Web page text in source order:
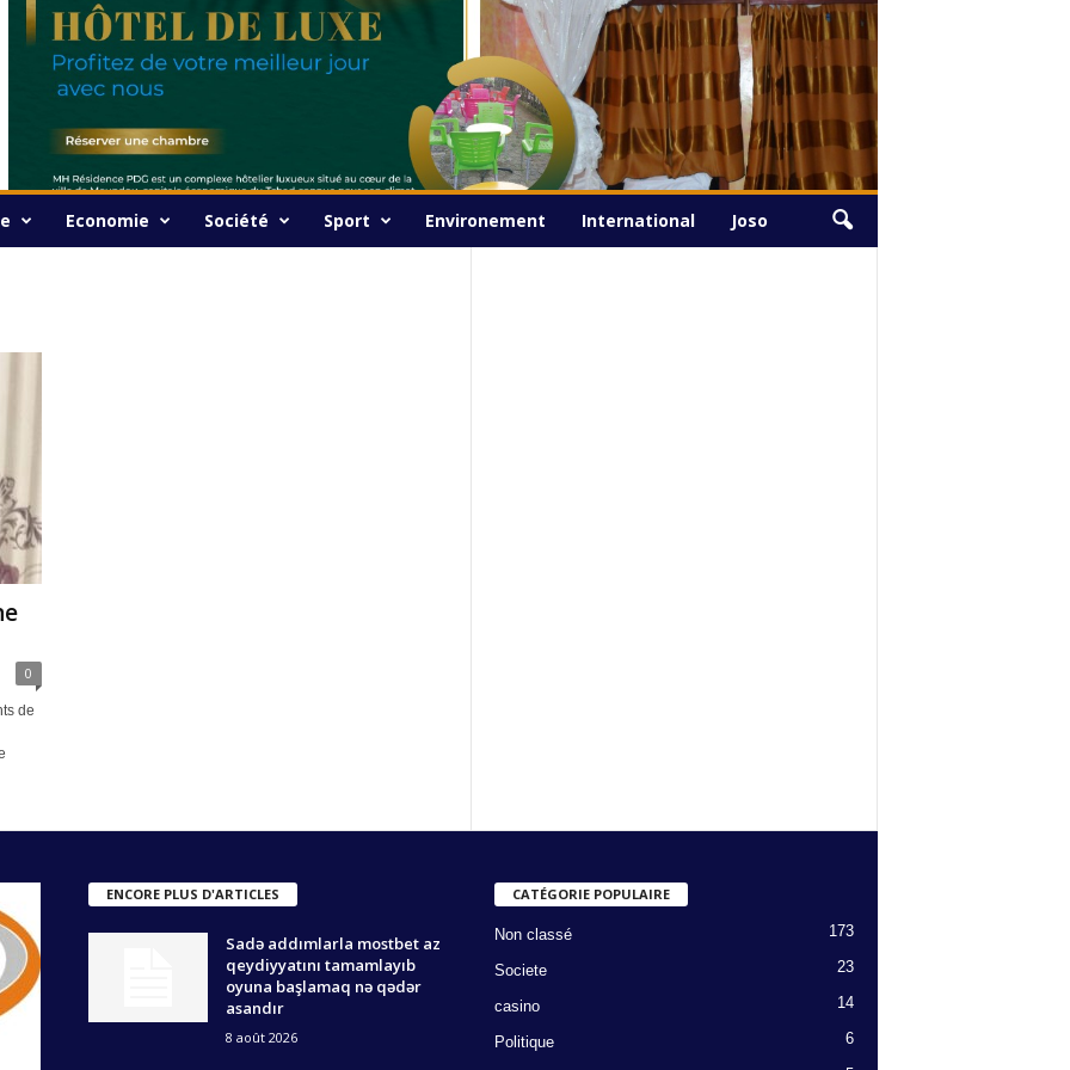
Samedi, Août 8, 2026
Economie Société Sport Environement International Joso
0
de
ENCORE PLUS D'ARTICLES
Sadə addımlarla mostbet az
qeydiyyatını tamamlayıb
oyuna başlamaq nə qədər
asandır
8 août 2026
CATÉGORIE POPULAIRE
Non classé 173
Societe 23
casino 14
Politique 6